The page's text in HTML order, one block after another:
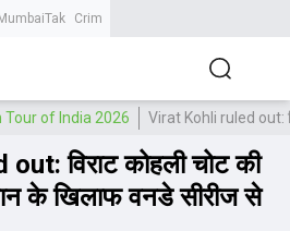
MumbaiTak CrimeTak
of India 2026 Virat Kohli ruled out:
विराट कोहली चोट की
के ख‍िलाफ वनडे सीरीज से